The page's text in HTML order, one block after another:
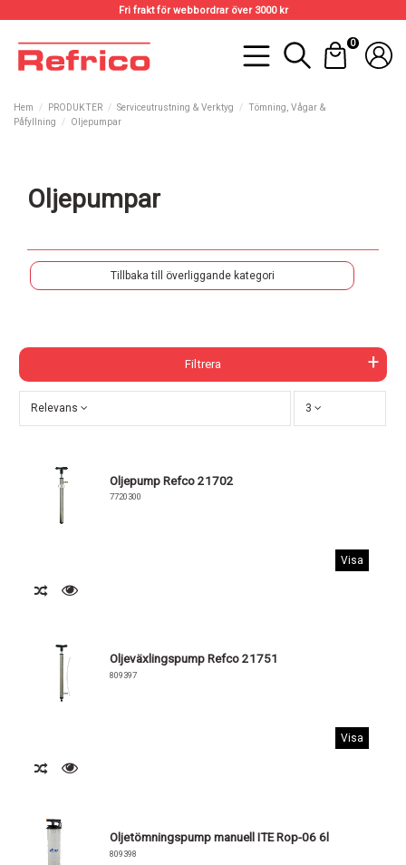
Fri frakt för webbordrar över 3000 kr
0
Hem PRODUKTER Serviceutrustning & Verktyg
Tömning, Vågar &
Påfyllning
Oljepumpar
Oljepumpar
Tillbaka till överliggande kategori
Filtrera
Relevans 3
Oljepump Refco 21702
7720300
Visa
Oljeväxlingspump Refco 21751
809397
Visa
Oljetömningspump manuell ITE Rop-06 6l
809398